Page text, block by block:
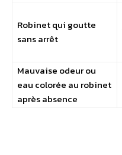
Robinet qui goutte
sans arrêt
Mauvaise odeur ou
eau colorée au robinet
après absence